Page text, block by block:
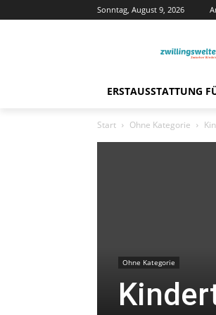
Sonntag, August 9, 2026
ERSTAUSSTATTUNG
Start Ohne Kategorie
Ohne Kategorie